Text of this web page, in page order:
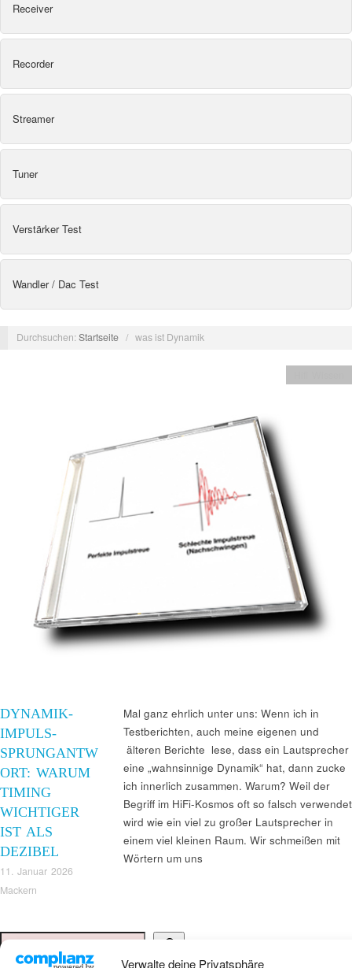
Verwalte deine Privatsphäre
Receiver
Recorder
Streamer
Tuner
Verstärker Test
Wandler / Dac Test
Durchsuchen:Startseite / was ist Dynamik
DYNAMIK-
IMPULS-
SPRUNGANTW
ORT: WARUM
TIMING
WICHTIGER
IST ALS
DEZIBEL
11. Januar 2026
Mackern
Mal ganz ehrlich unter uns: Wenn ich in
Testberichten, auch meine eigenen und
älteren Berichte lese, dass ein Lautsprecher
eine „wahnsinnige Dynamik“ hat, dann zucke
ich innerlich zusammen. Warum? Weil der
Begriff im HiFi-Kosmos oft so falsch verwendet
wird wie ein viel zu großer Lautsprecher in
einem viel kleinen Raum. Wir schmeißen mit
Wörtern um uns
Suchen